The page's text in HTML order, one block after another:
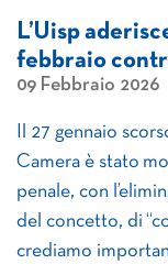
L’Uisp
febbraio
09 Febbraio 2026
Il 27 gennaio
Camera è stato
penale, con
del concetto, di
crediamo